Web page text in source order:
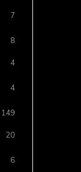
7
8
4
4
149
20
6